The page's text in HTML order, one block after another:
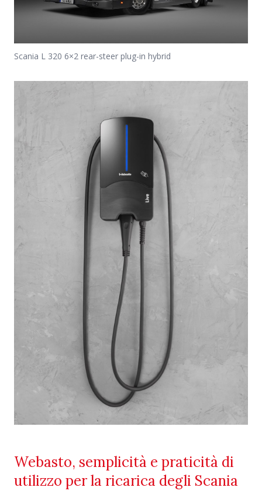
Scania L 320 6×2 rear-steer plug-in hybrid
Webasto, semplicità e praticità di
utilizzo per la ricarica degli Scania